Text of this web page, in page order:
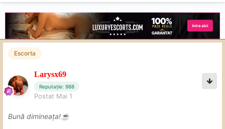
Escorta
Larysx69
Reputație: 988
Postat Mai 1
Bună dimineața!☕